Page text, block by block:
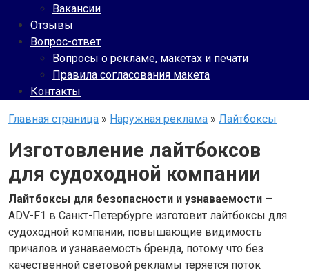
Вакансии
Отзывы
Вопрос-ответ
Вопросы о рекламе, макетах и печати
Правила согласования макета
Контакты
Главная страница » Наружная реклама » Лайтбоксы
Изготовление лайтбоксов
для судоходной компании
Лайтбоксы для безопасности и узнаваемости —
ADV-F1 в Санкт-Петербурге изготовит лайтбоксы для
судоходной компании, повышающие видимость
причалов и узнаваемость бренда, потому что без
качественной световой рекламы теряется поток